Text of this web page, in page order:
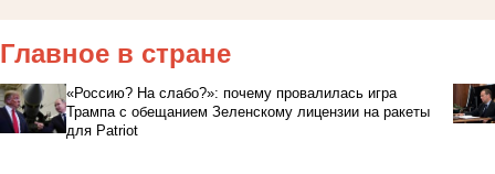
Главное в стране
«Россию? На слабо?»: почему провалилась игра
Трампа с обещанием Зеленскому лицензии на ракеты
для Patriot